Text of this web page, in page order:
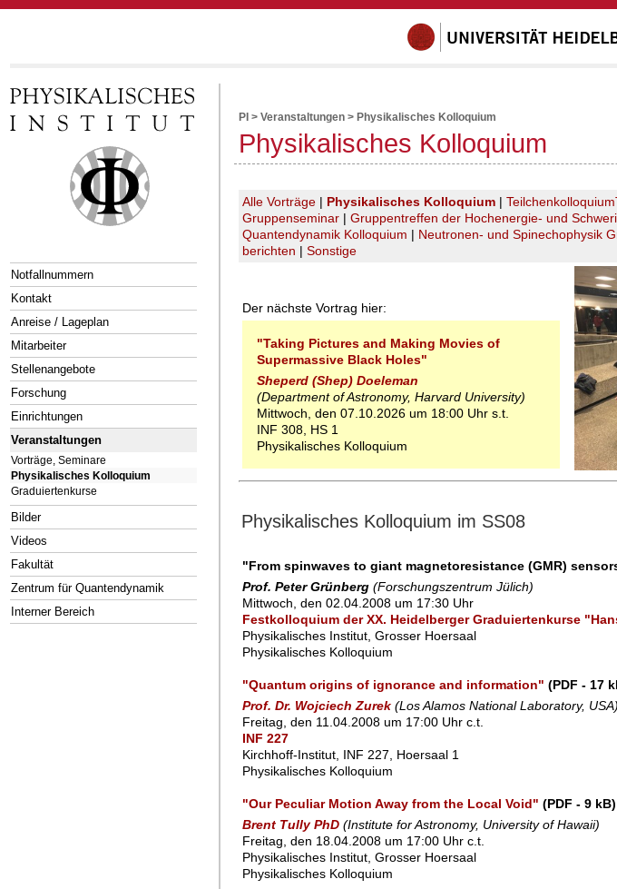
Notfallnummern
Kontakt
Anreise / Lageplan
Mitarbeiter
Stellenangebote
Forschung
Einrichtungen
Veranstaltungen
Vorträge, Seminare
Physikalisches Kolloquium
Graduiertenkurse
Bilder
Videos
Fakultät
Zentrum für Quantendynamik
Interner Bereich
PI > Veranstaltungen > Physikalisches Kolloquium
Physikalisches Kolloquium
Alle Vorträge | Physikalisches Kolloquium | Teilchenkolloquium
Gruppenseminar | Gruppentreffen der Hochenergie- und
Quantendynamik Kolloquium | Neutronen- und Spinechophysik
berichten | Sonstige
Der nächste Vortrag hier:
"Taking Pictures and Making Movies of
Supermassive Black Holes"
Sheperd (Shep) Doeleman
(Department of Astronomy, Harvard University)
Mittwoch, den 07.10.2026 um 18:00 Uhr s.t.
INF 308, HS 1
Physikalisches Kolloquium
Physikalisches Kolloquium im SS08
"From spinwaves to giant magnetoresistance (GMR)
Prof. Peter Grünberg (Forschungszentrum Jülich)
Mittwoch, den 02.04.2008 um 17:30 Uhr
Festkolloquium der XX. Heidelberger Graduiertenkurse
Physikalisches Institut, Grosser Hoersaal
Physikalisches Kolloquium
"Quantum origins of ignorance and information" (PDF - 17
Prof. Dr. Wojciech Zurek (Los Alamos National Laboratory, USA)
Freitag, den 11.04.2008 um 17:00 Uhr c.t.
INF 227
Kirchhoff-Institut, INF 227, Hoersaal 1
Physikalisches Kolloquium
"Our Peculiar Motion Away from the Local Void" (PDF - 9 kB)
Brent Tully PhD (Institute for Astronomy, University of Hawaii)
Freitag, den 18.04.2008 um 17:00 Uhr c.t.
Physikalisches Institut, Grosser Hoersaal
Physikalisches Kolloquium